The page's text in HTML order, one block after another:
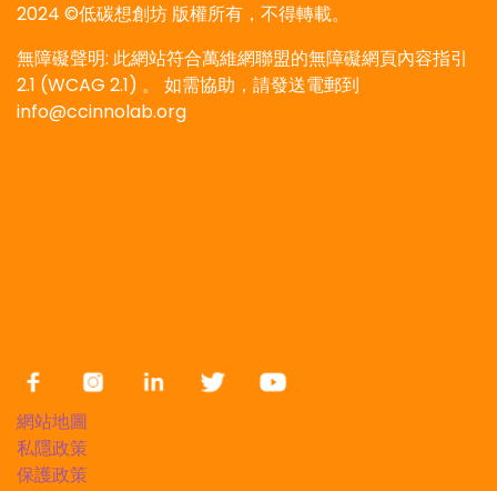
2024 ©低碳想創坊 版權所有，不得轉載。
無障礙聲明: 此網站符合萬維網聯盟的無障礙網頁內容指引
2.1 (WCAG 2.1) 。 如需協助，請發送電郵到
info@ccinnolab.org
網站地圖
私隱政策
保護政策